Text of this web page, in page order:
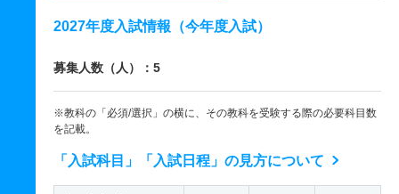
2027年度入試情報（今年度入試）
募集人数（人）：5
※教科の「必須/選択」の横に、その教科を受験する際の必要科目数
を記載。
「入試科目」「入試日程」の見方について